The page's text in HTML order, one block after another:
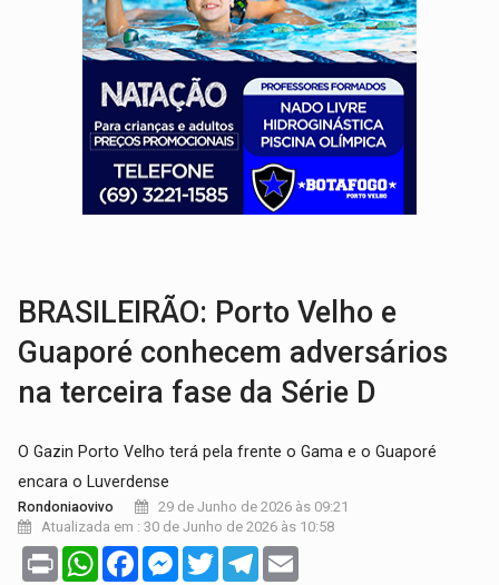
LUDOPATIA:Apostas online começam a afetar produtividade e rotina
REFLORESTAMENTO:Plantar árvores não será mais suficiente para
OVNIS NA LUA: Cientistas alertam para possível base secreta no satélite
ACABOU COM PEUGEOT:Incêndio destrói carro que era rebocado para oficina
VÍDEO:Ladrão é filmado furtando moto na frente do bar
POLUIÇÃO E RISCOS:
BRASILEIRÃO: Porto Velho e
Guaporé conhecem adversários
na terceira fase da Série D
O Gazin Porto Velho terá pela frente o Gama e o Guaporé
encara o Luverdense
Rondoniaovivo
29 de Junho de 2026 às 09:21
Atualizada em : 30 de Junho de 2026 às 10:58
Print WhatsAppFacebookMessenger
TwitterTelegram